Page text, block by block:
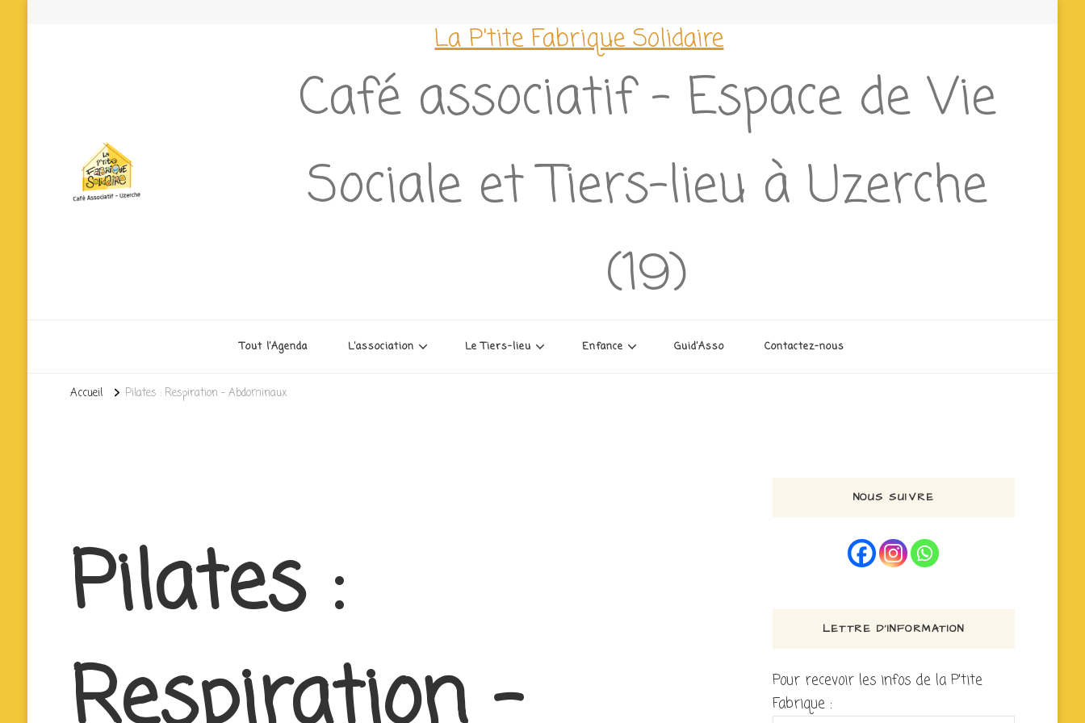
La P'tite Fabrique Solidaire
Café associatif – Espace de Vie
Sociale et Tiers-lieu à Uzerche
(19)
Tout l’Agenda L’association Le Tiers-lieu Enfance Guid’Asso Contactez-nous
Accueil Pilates : Respiration – Abdominaux
Pilates :
NOUS SUIVRE
LETTRE D’INFORMATION
Pour recevoir les infos de la P'tite
Fabrique :